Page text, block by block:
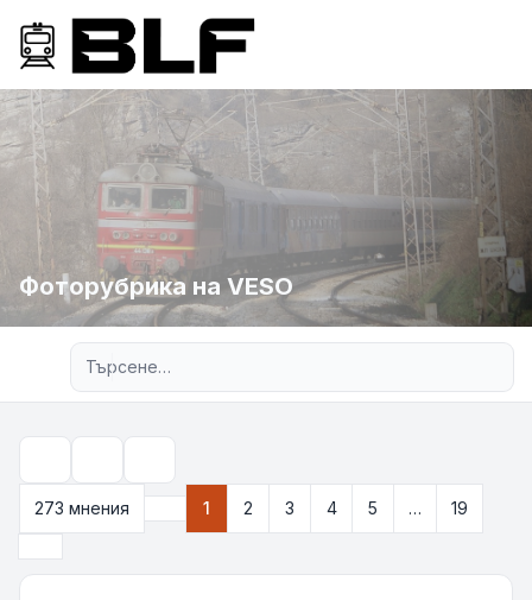
Фоторубрика на VESO
273 мнения
Страница 1от 19
1 2 3 4 5 …
19